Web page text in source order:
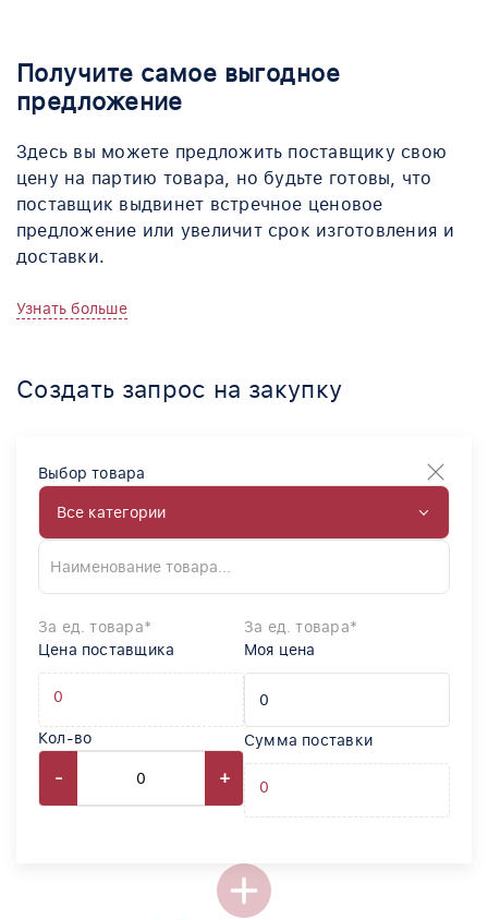
Получите самое выгодное
предложение
Узнать больше
Здесь вы можете предложить поставщику свою
цену на партию товара, но будьте готовы, что
поставщик выдвинет встречное ценовое
предложение или увеличит срок изготовления и
доставки.
Создать запрос на закупку
Выбор товара
Все категории
За ед. товара*
Цена поставщика
Кол-во
- +
За ед. товара*
Моя цена
Сумма поставки
0